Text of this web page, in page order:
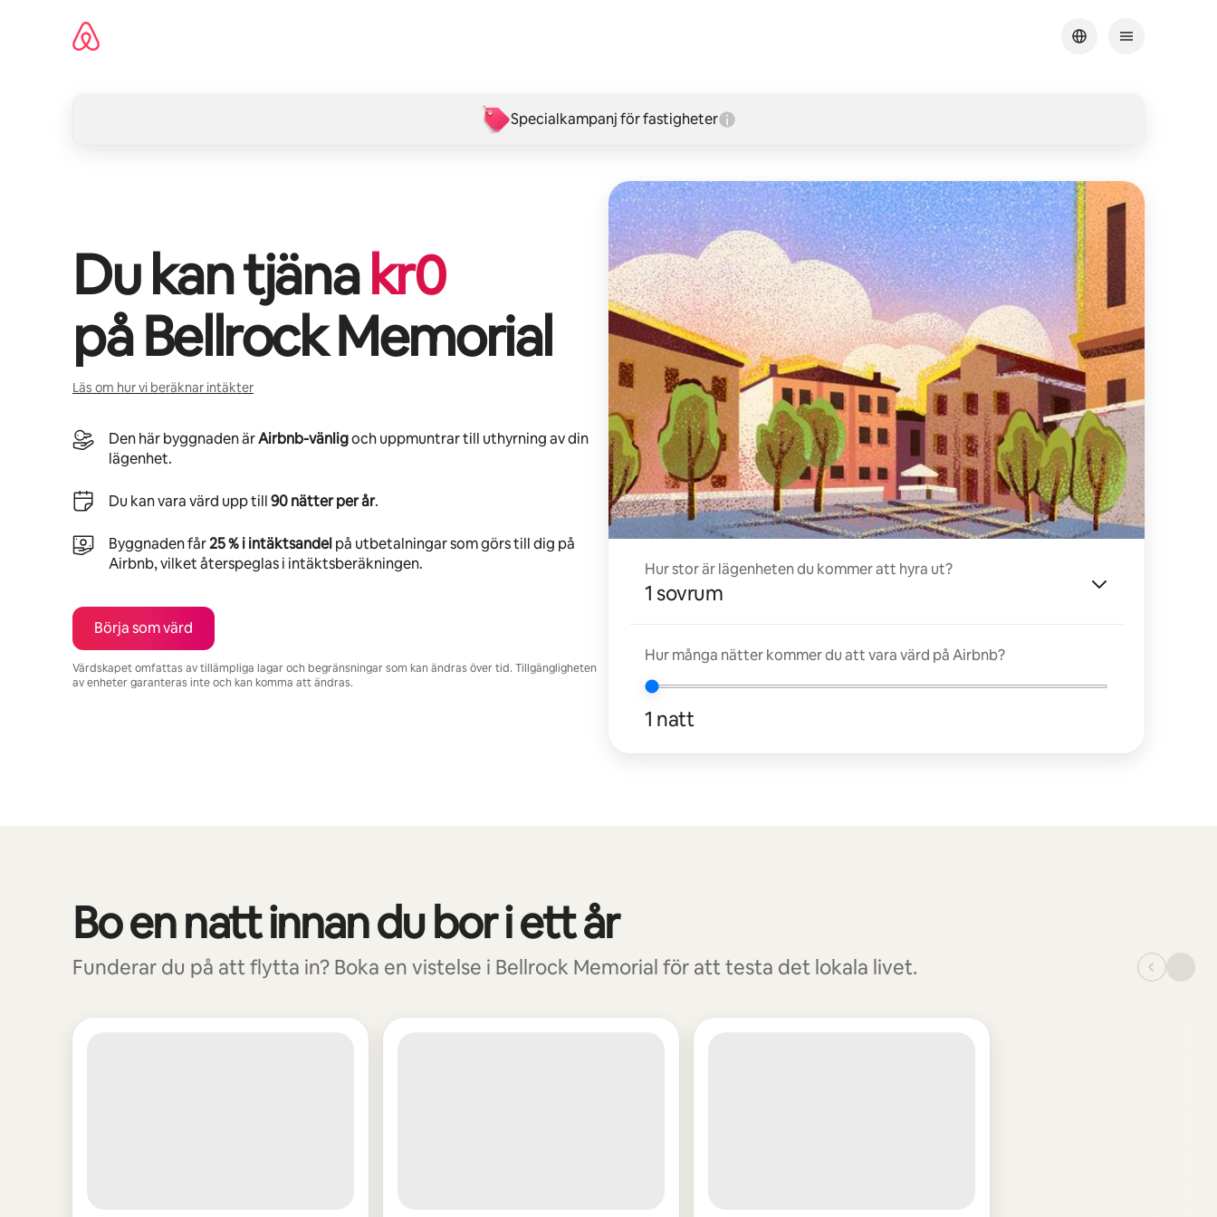
Specialkampanj för fastigheter
Du kan tjänakr0
påBellrock Memorial
Läs om hur vi beräknar intäkter
Den här byggnaden ärAirbnb-vänligoch uppmuntrar till uthyrning av din
lägenhet.
Du kan vara värd upp till90 nätter per år.
Byggnaden får25 % i intäktsandelpå utbetalningar som görs till dig på
Airbnb, vilket återspeglas i intäktsberäkningen.
Börja som värd
Värdskapet omfattas av tillämpliga lagar och begränsningar som kan ändras över tid. Tillgängligheten
av enheter garanteras inte och kan komma att ändras.
Hur stor är lägenheten du kommer att hyra ut?
1 sovrum
Hur många nätter kommer du att vara värd på Airbnb?
1 natt
Bo en natt innan du bor i ett år
Funderar du på att flytta in? Boka en vistelse i Bellrock Memorial för att testa det lokala livet.
0 av 0 objekt visas
_